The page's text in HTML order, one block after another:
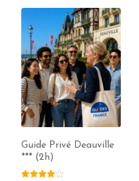
Guide Privé Deauville
*** (2h)